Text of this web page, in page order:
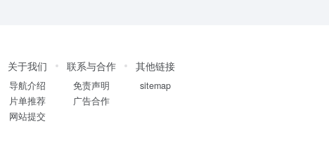
关于我们
导航介绍
片单推荐
网站提交
联系与合作
免责声明
广告合作
其他链接
sitemap